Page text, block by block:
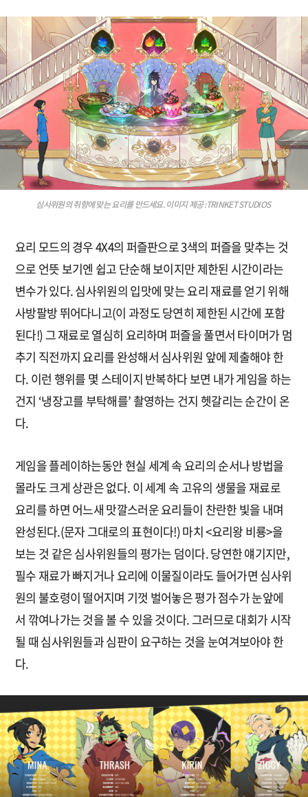
심사위원의 취향에 맞는 요리를 만드세요. 이미지 제공 :TRINKET STUDIOS
요리 모드의 경우 4X4의 퍼즐판으로 3색의 퍼즐을 맞추는 것
으로 언뜻 보기엔 쉽고 단순해 보이지만 제한된 시간이라는
변수가 있다. 심사위원의 입맛에 맞는 요리 재료를 얻기 위해
사방팔방 뛰어다니고(이 과정도 당연히 제한된 시간에 포함
된다!) 그 재료로 열심히 요리하며 퍼즐을 풀면서 타이머가 멈
추기 직전까지 요리를 완성해서 심사위원 앞에 제출해야 한
다. 이런 행위를 몇 스테이지 반복하다 보면 내가 게임을 하는
건지 ‘냉장고를 부탁해를’ 촬영하는 건지 헷갈리는 순간이 온
다.
게임을 플레이하는동안 현실 세계 속 요리의 순서나 방법을
몰라도 크게 상관은 없다. 이 세계 속 고유의 생물을 재료로
요리를 하면 어느새 맛깔스러운 요리들이 찬란한 빛을 내며
완성된다.(문자 그대로의 표현이다!) 마치 <요리왕 비룡>을
보는 것 같은 심사위원들의 평가는 덤이다. 당연한 얘기지만,
필수 재료가 빠지거나 요리에 이물질이라도 들어가면 심사위
원의 불호령이 떨어지며 기껏 벌어놓은 평가 점수가 눈앞에
서 깎여나가는 것을 볼 수 있을 것이다. 그러므로 대회가 시작
될 때 심사위원들과 심판이 요구하는 것을 눈여겨보아야 한
다.